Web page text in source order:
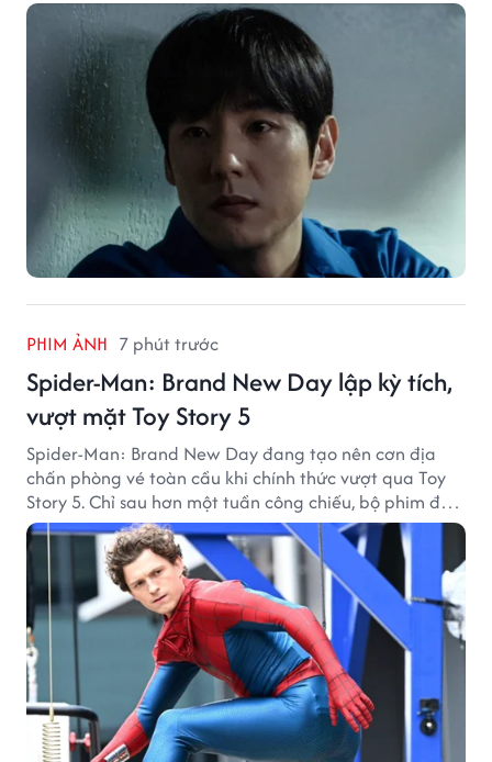
PHIM ẢNH 7 phút trước
Spider-Man: Brand New Day lập kỳ tích,
vượt mặt Toy Story 5
Spider-Man: Brand New Day đang tạo nên cơn địa
chấn phòng vé toàn cầu khi chính thức vượt qua Toy
Story 5. Chỉ sau hơn một tuần công chiếu, bộ phim đã
thu về hơn 30.000 tỷ đồng và trở thành tác phẩm ăn
khách nhất năm 2026.